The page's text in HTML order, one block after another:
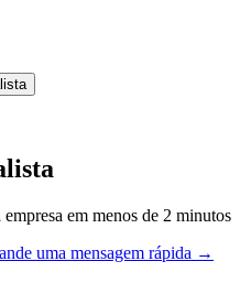
em menos de 2 minutos
uma mensagem rápida →